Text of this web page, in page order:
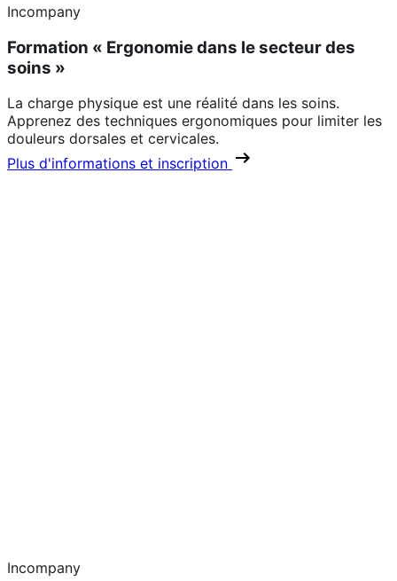
Incompany
Formation « Ergonomie dans le secteur des
soins »
La charge physique est une réalité dans les soins.
Apprenez des techniques ergonomiques pour limiter les
douleurs dorsales et cervicales.
Plus d'informations et inscription
Incompany